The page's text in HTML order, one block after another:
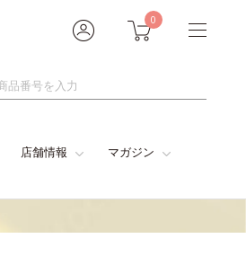
0
店舗情報 マガジン